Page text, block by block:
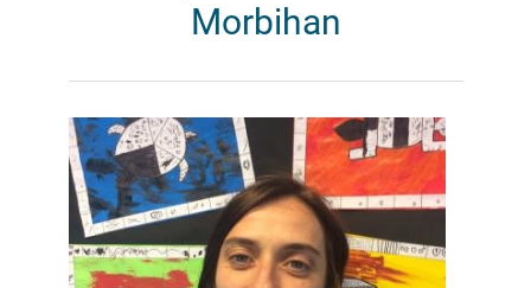
Morbihan